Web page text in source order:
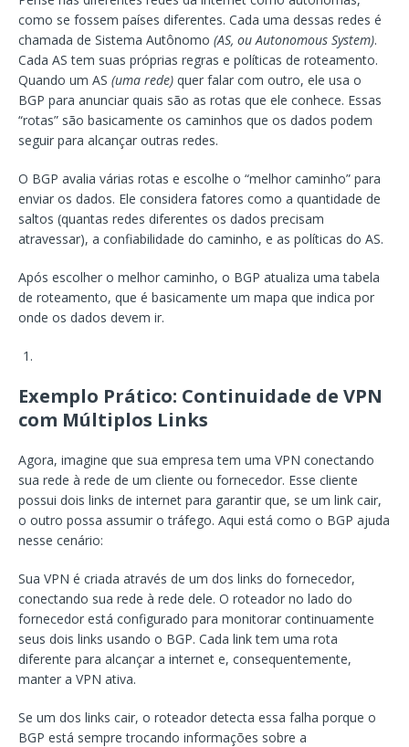
como se fossem países diferentes. Cada uma dessas redes é
chamada de Sistema Autônomo (AS, ou Autonomous System).
Cada AS tem suas próprias regras e políticas de roteamento.
Quando um AS (uma rede) quer falar com outro, ele usa o
BGP para anunciar quais são as rotas que ele conhece. Essas
“rotas” são basicamente os caminhos que os dados podem
seguir para alcançar outras redes.
O BGP avalia várias rotas e escolhe o “melhor caminho” para
enviar os dados. Ele considera fatores como a quantidade de
saltos (quantas redes diferentes os dados precisam
atravessar), a confiabilidade do caminho, e as políticas do AS.
Após escolher o melhor caminho, o BGP atualiza uma tabela
de roteamento, que é basicamente um mapa que indica por
onde os dados devem ir.
Exemplo Prático: Continuidade de VPN
com Múltiplos Links
Agora, imagine que sua empresa tem uma VPN conectando
sua rede à rede de um cliente ou fornecedor. Esse cliente
possui dois links de internet para garantir que, se um link cair,
o outro possa assumir o tráfego. Aqui está como o BGP ajuda
nesse cenário:
Sua VPN é criada através de um dos links do fornecedor,
conectando sua rede à rede dele. O roteador no lado do
fornecedor está configurado para monitorar continuamente
seus dois links usando o BGP. Cada link tem uma rota
diferente para alcançar a internet e, consequentemente,
manter a VPN ativa.
Se um dos links cair, o roteador detecta essa falha porque o
BGP está sempre trocando informações sobre a